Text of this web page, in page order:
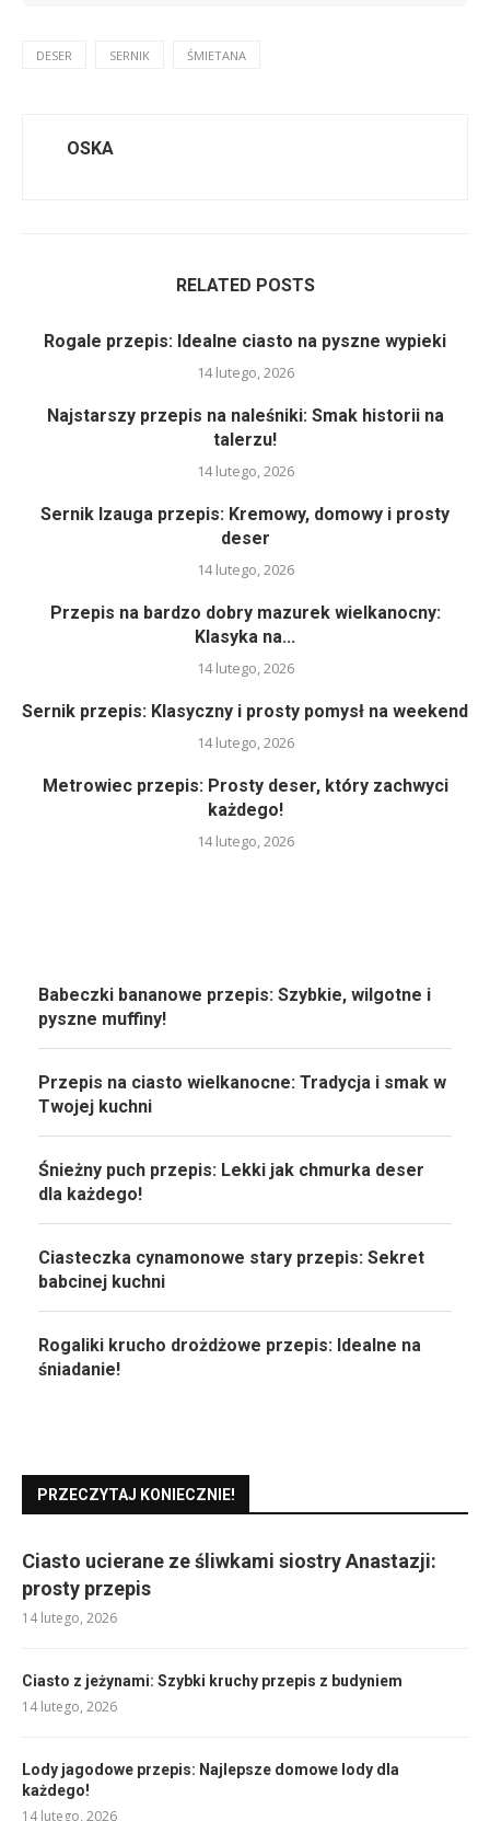
DESER SERNIK ŚMIETANA
OSKA
RELATED POSTS
Rogale przepis: Idealne ciasto na pyszne wypieki
14 lutego, 2026
Najstarszy przepis na naleśniki: Smak historii na
talerzu!
14 lutego, 2026
Sernik Izauga przepis: Kremowy, domowy i prosty
deser
14 lutego, 2026
Przepis na bardzo dobry mazurek wielkanocny:
Klasyka na...
14 lutego, 2026
Sernik przepis: Klasyczny i prosty pomysł na weekend
14 lutego, 2026
Metrowiec przepis: Prosty deser, który zachwyci
każdego!
14 lutego, 2026
Babeczki bananowe przepis: Szybkie, wilgotne i
pyszne muffiny!
Przepis na ciasto wielkanocne: Tradycja i smak w
Twojej kuchni
Śnieżny puch przepis: Lekki jak chmurka deser
dla każdego!
Ciasteczka cynamonowe stary przepis: Sekret
babcinej kuchni
Rogaliki krucho drożdżowe przepis: Idealne na
śniadanie!
PRZECZYTAJ KONIECZNIE!
Ciasto ucierane ze śliwkami siostry Anastazji:
prosty przepis
14 lutego, 2026
Ciasto z jeżynami: Szybki kruchy przepis z budyniem
14 lutego, 2026
Lody jagodowe przepis: Najlepsze domowe lody dla
każdego!
14 lutego, 2026